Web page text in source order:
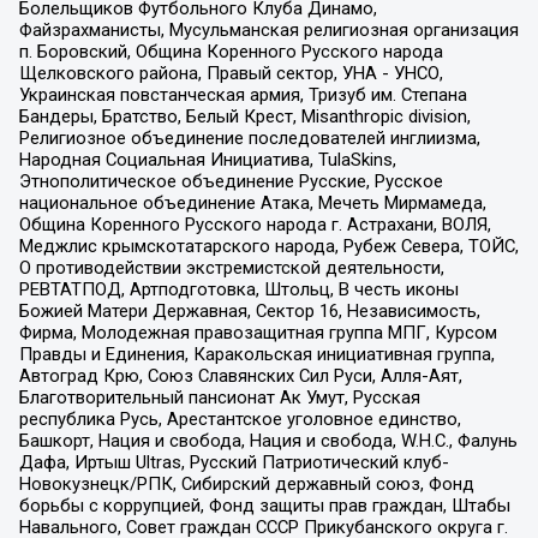
Болельщиков Футбольного Клуба Динамо,
Файзрахманисты, Мусульманская религиозная организация
п. Боровский, Община Коренного Русского народа
Щелковского района, Правый сектор, УНА - УНСО,
Украинская повстанческая армия, Тризуб им. Степана
Бандеры, Братство, Белый Крест, Misanthropic division,
Религиозное объединение последователей инглиизма,
Народная Социальная Инициатива, TulaSkins,
Этнополитическое объединение Русские, Русское
национальное объединение Атака, Мечеть Мирмамеда,
Община Коренного Русского народа г. Астрахани, ВОЛЯ,
Меджлис крымскотатарского народа, Рубеж Севера, ТОЙС,
О противодействии экстремистской деятельности,
РЕВТАТПОД, Артподготовка, Штольц, В честь иконы
Божией Матери Державная, Сектор 16, Независимость,
Фирма, Молодежная правозащитная группа МПГ, Курсом
Правды и Единения, Каракольская инициативная группа,
Автоград Крю, Союз Славянских Сил Руси, Алля-Аят,
Благотворительный пансионат Ак Умут, Русская
республика Русь, Арестантское уголовное единство,
Башкорт, Нация и свобода, Нация и свобода, W.H.С., Фалунь
Дафа, Иртыш Ultras, Русский Патриотический клуб-
Новокузнецк/РПК, Сибирский державный союз, Фонд
борьбы с коррупцией, Фонд защиты прав граждан, Штабы
Навального, Совет граждан СССР Прикубанского округа г.